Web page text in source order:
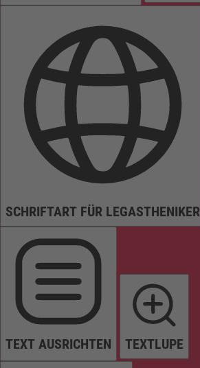
SCHRIFTART FÜR LEGASTHENIKER
TEXT AUSRICHTEN TEXTLUPE